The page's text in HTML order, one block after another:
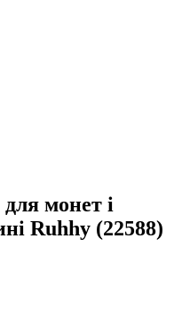
монет і
Ruhhy (22588)